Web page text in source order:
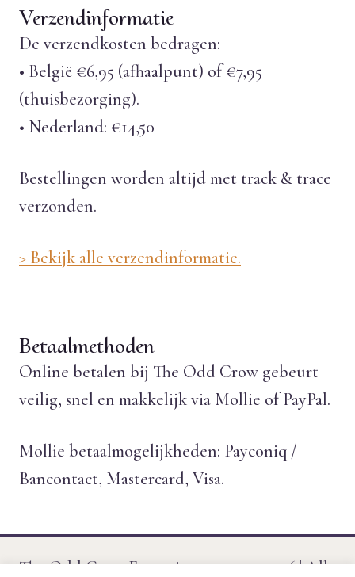
Verzendinformatie
De verzendkosten bedragen:
• België €6,95 (afhaalpunt) of €7,95
(thuisbezorging).
• Nederland: €14,50
Bestellingen worden altijd met track & trace
verzonden.
> Bekijk alle verzendinformatie.
Betaalmethoden
Online betalen bij The Odd Crow gebeurt
veilig, snel en makkelijk via Mollie of PayPal.
Mollie betaalmogelijkheden: Payconiq /
Bancontact, Mastercard, Visa.
The Odd Crow Emporium © 2011 - 2026 | Alle